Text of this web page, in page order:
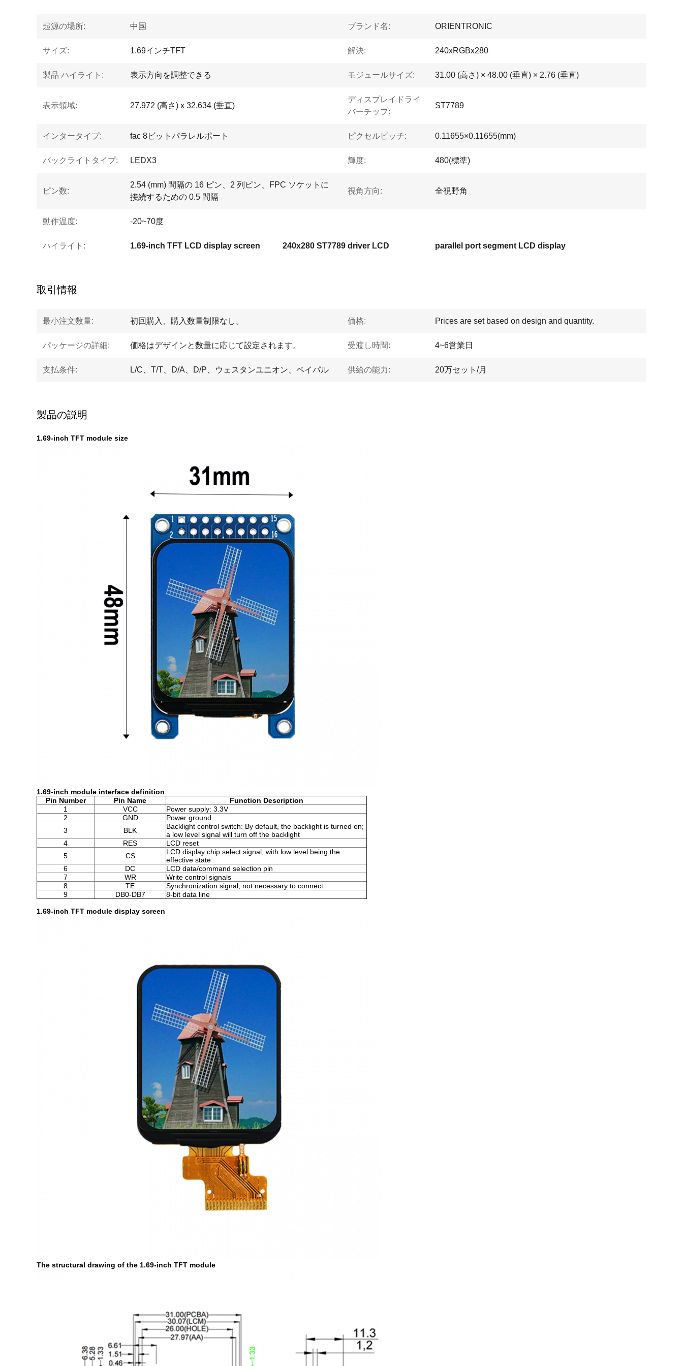
起源の場所: 中国 ブランド名: ORIENTRONIC
サイズ: 1.69インチTFT 解決: 240xRGBx280
製品 ハイライト: 表示方向を調整できる モジュールサイズ: 31.00 (高さ) × 48.00 (垂直) × 2.76 (垂直)
表示領域: 27.972 (高さ) x 32.634 (垂直)
ディスプレイドライ
バーチップ:
ST7789
インタータイプ: fac 8ビットパラレルポート ピクセルピッチ: 0.11655×0.11655(mm)
バックライトタイプ: LEDX3 輝度: 480(標準)
ピン数:
2.54 (mm) 間隔の 16 ピン、2 列ピン、FPC ソケットに
接続するための 0.5 間隔
視角方向: 全視野角
動作温度: -20~70度
ハイライト: 1.69-inch TFT LCD display screen 240x280 ST7789 driver LCD parallel port segment LCD display
取引情報
最小注文数量: 初回購入、購入数量制限なし。 価格: Prices are set based on design and quantity.
パッケージの詳細: 価格はデザインと数量に応じて設定されます。 受渡し時間: 4~6営業日
支払条件: L/C、T/T、D/A、D/P、ウェスタンユニオン、ペイパル 供給の能力: 20万セット/月
製品の説明
1.69-inch TFT module size
1.69-inch module interface definition
Pin Number
Pin Name
Function Description
1
VCC
Power supply: 3.3V
2
GND
Power ground
3
BLK
Backlight control switch: By default, the backlight is turned on;
a low level signal will turn off the backlight
4
RES
LCD reset
5
CS
LCD display chip select signal, with low level being the
effective state
6
DC
LCD data/command selection pin
7
WR
Write control signals
8
TE
Synchronization signal, not necessary to connect
9
DB0-DB7 8-bit data line
1.69-inch TFT module display screen
The structural drawing of the 1.69-inch TFT module